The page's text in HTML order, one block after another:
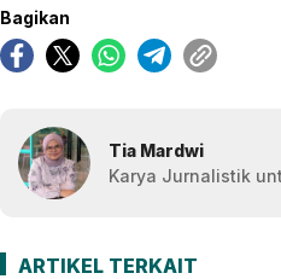
Bagikan
Tia Mardwi
Karya Jurnalistik
ARTIKEL TERKAIT